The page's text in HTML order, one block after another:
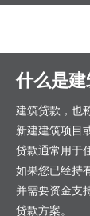
什么是建
建筑贷款，也
新建建筑项目
贷款通常用于
如果您已经持
并需要资金支
贷款方案。